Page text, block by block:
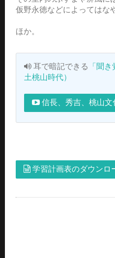
仮野永徳などによってはな
ほか。
耳で暗記できる 「聞き
土桃山時代）
信長、秀吉、桃山文
学習計画表のダウンロ